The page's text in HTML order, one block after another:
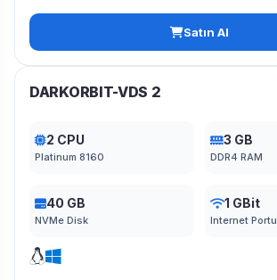
Satın Al
DARKORBIT-VDS 2
2 CPU
Platinum 8160
3 GB
DDR4 RAM
40 GB
NVMe Disk
1 GBit
Internet Portu